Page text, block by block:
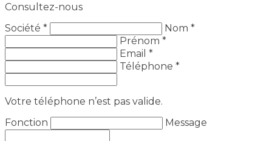
Consultez-nous
Société *
Nom *
Prénom *
Email *
Téléphone *
Votre téléphone n’est pas valide.
Fonction
Message